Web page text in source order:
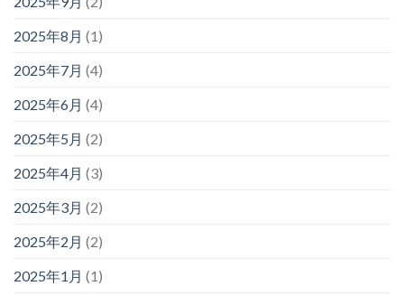
2025年8月 (1)
2025年7月 (4)
2025年6月 (4)
2025年5月 (2)
2025年4月 (3)
2025年3月 (2)
2025年2月 (2)
2025年1月 (1)